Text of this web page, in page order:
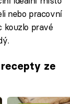
nebo pracovní
kouzlo pravé
ze